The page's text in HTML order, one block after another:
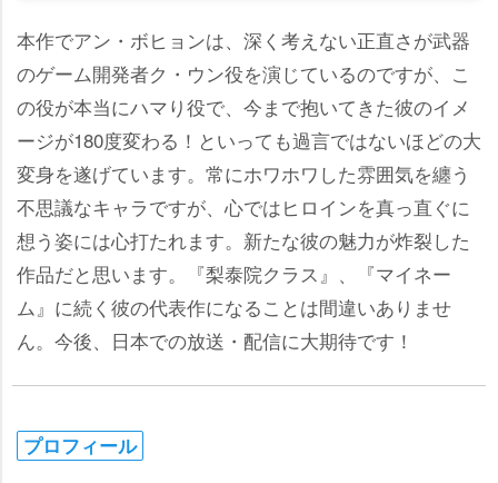
本作でアン・ボヒョンは、深く考えない正直さが武器
のゲーム開発者ク・ウン役を演じているのですが、こ
の役が本当にハマり役で、今まで抱いてきた彼のイメ
ージが180度変わる！といっても過言ではないほどの大
変身を遂げています。常にホワホワした雰囲気を纏う
不思議なキャラですが、心ではヒロインを真っ直ぐに
想う姿には心打たれます。新たな彼の魅力が炸裂した
作品だと思います。『梨泰院クラス』、『マイネー
ム』に続く彼の代表作になることは間違いありませ
ん。今後、日本での放送・配信に大期待です！
プロフィール